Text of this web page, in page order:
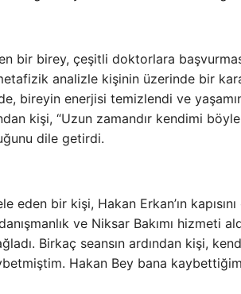
bir birey, çeşitli doktorlara
analizle kişinin üzerinde bir
bireyin enerjisi temizlendi ve
kişi, “Uzun zamandır kendimi
dile getirdi.
bir kişi, Hakan Erkan’ın
ve Niksar Bakımı hizmeti
Birkaç seansın ardından kişi,
Hakan Bey bana